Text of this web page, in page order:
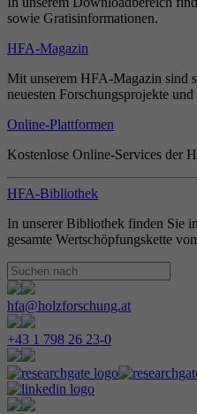
sowie Gratisinformationen.
HFA-Magazin
Mit unserem HFA-Magazin sind
neuesten Forschungsprojekte
Online-Plattformen
Kostenlose Online-Services der
HFA-Bibliothek
In unserer Bibliothek finden Sie
gesamte Wertschöpfungskette
hfa@holzforschung.at
+43 1 798 26 23-0